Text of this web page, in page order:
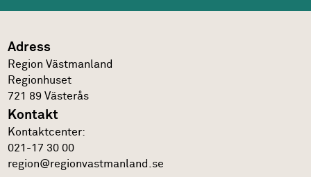
Adress
Region Västmanland
Regionhuset
721 89 Västerås
Kontakt
Kontakt­center:
021-17 30 00
region@regionvastmanland.se